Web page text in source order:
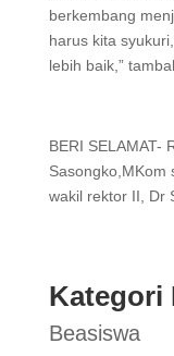
berkembang
harus kita
lebih baik,”
BERI SELAMAT-
Sasongko,MKom
wakil rektor II, Dr
Kategori
Beasiswa